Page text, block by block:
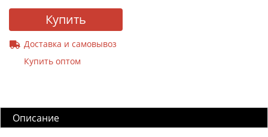
Купить
Доставка и самовывоз
Купить оптом
Описание